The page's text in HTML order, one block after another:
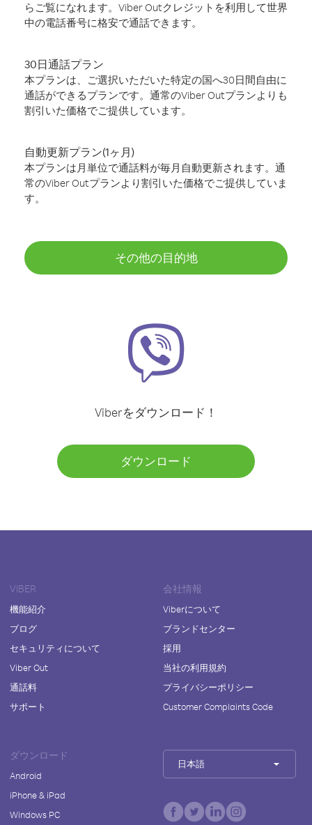
らご覧になれます。Viber Outクレジットを利用して世界
中の電話番号に格安で通話できます。
30日通話プラン
本プランは、ご選択いただいた特定の国へ30日間自由に
通話ができるプランです。通常のViber Outプランよりも
割引いた価格でご提供しています。
自動更新プラン(1ヶ月)
本プランは月単位で通話料が毎月自動更新されます。通
常のViber Outプランより割引いた価格でご提供していま
す。
その他の目的地
Viberをダウンロード！
ダウンロード
VIBER
機能紹介
ブログ
セキュリティについて
Viber Out
通話料
サポート
会社情報
Viberについて
ブランドセンター
採用
当社の利用規約
プライバシーポリシー
Customer Complaints Code
ダウンロード
Android
iPhone & iPad
Windows PC
日本語